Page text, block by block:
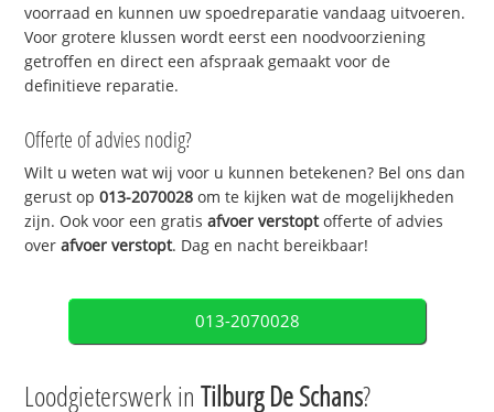
voorraad en kunnen uw spoedreparatie vandaag uitvoeren.
Voor grotere klussen wordt eerst een noodvoorziening
getroffen en direct een afspraak gemaakt voor de
definitieve reparatie.
Offerte of advies nodig?
Wilt u weten wat wij voor u kunnen betekenen? Bel ons dan
gerust op013-2070028 om te kijken wat de mogelijkheden
zijn. Ook voor een gratisafvoer verstoptofferte of advies
overafvoer verstopt. Dag en nacht bereikbaar!
013-2070028
Loodgieterswerk inTilburg De Schans?